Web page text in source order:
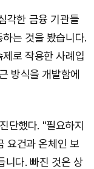
각한 금융 기관들
는 것을 봤습니다.
로 작용한 사례입
방식을 개발함에
단했다. "필요하지
요건과 온체인 보
니다. 빠진 것은 상